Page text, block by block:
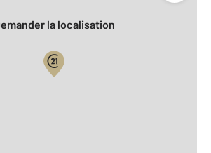
Demander la localisation